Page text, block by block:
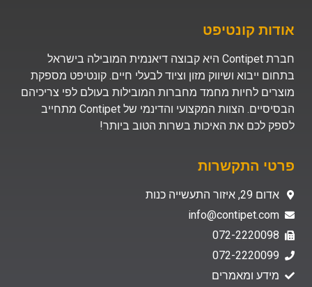
אודות קונטיפט
חברת Contipet היא קבוצה דיאנמית המובילה בישראל
בתחום ייבוא ושיווק מזון וציוד לבעלי חיים. קונטיפט מספקת
מוצרים לחיות מחמד מחברות המובילות בעולם לפי צריכיהם
הבסיסיים. הצוות המקצועי והדינמי של Contipet מתחייב
לספק לכם את האיכות בשרות הטוב ביותר!
פרטי התקשרות
אדום 29, איזור התעשייה כנות
info@contipet.com
072-2220098
072-2220099
מידע ומאמרים